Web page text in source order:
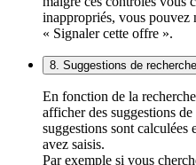
inappropriés, vous pouvez
« Signaler cette offre ».
8. Suggestions de recherche
En fonction de la
afficher des suggestions
suggestions sont calculées
avez saisis.
Par exemple si vous